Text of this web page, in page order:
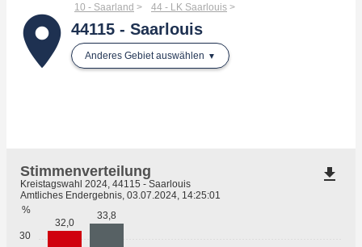
place
10 - Saarland 44 - LK Saarlouis
44115 - Saarlouis
Anderes Gebiet auswählen
30
%
32,0
33,8
Stimmenverteilung
Kreistagswahl 2024, 44115 - Saarlouis
Amtliches Endergebnis, 03.07.2024, 14:25:01
file_download